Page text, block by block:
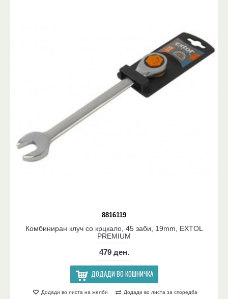
8816119
Комбиниран клуч со крцкало, 45 заби, 19mm, EXTOL
PREMIUM
479 ден.
ДОДАДИ ВО КОШНИЧКА
Додади во листа на желби Додади во листа за споредба